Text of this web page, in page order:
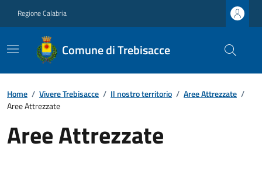
Regione Calabria
Comune di Trebisacce
Home / Vivere Trebisacce / Il nostro territorio / Aree Attrezzate /
Aree Attrezzate
Aree Attrezzate